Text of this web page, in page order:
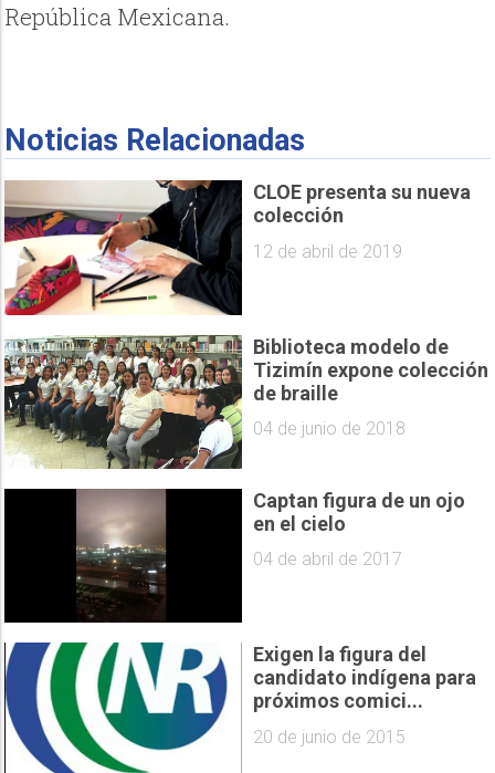
República Mexicana.
Noticias Relacionadas
CLOE presenta su nueva
colección
12 de abril de 2019
Biblioteca modelo de
Tizimín expone colección
de braille
04 de junio de 2018
Captan figura de un ojo
en el cielo
04 de abril de 2017
Exigen la figura del
candidato indígena para
próximos comici...
20 de junio de 2015